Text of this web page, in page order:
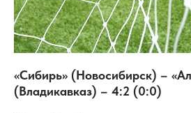
«Сибирь» (Новосибирск) –
(Владикавказ) – 4:2 (0:0)